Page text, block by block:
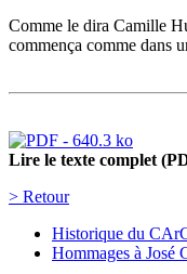
Comme le dira Camille
commença comme dans
Lire le texte complet
> Retour
Historique du
Hommages à José